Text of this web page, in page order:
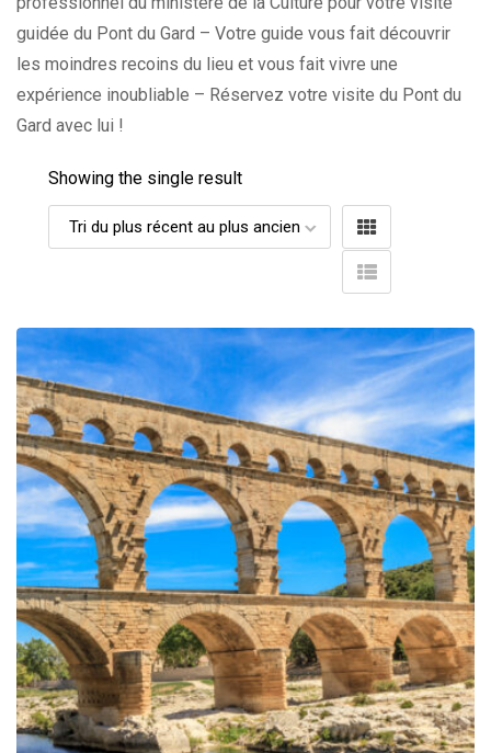
guidée du Pont du Gard – Votre guide vous fait découvrir
les moindres recoins du lieu et vous fait vivre une
expérience inoubliable – Réservez votre visite du Pont du
Gard avec lui !
Showing the single result